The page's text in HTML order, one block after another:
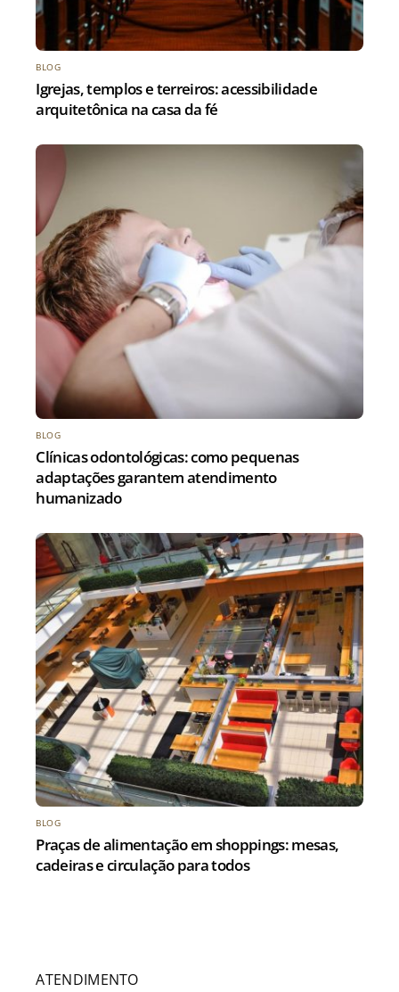
BLOG
Igrejas, templos e terreiros: acessibilidade
arquitetônica na casa da fé
BLOG
Clínicas odontológicas: como pequenas
adaptações garantem atendimento
humanizado
BLOG
Praças de alimentação em shoppings: mesas,
cadeiras e circulação para todos
ATENDIMENTO